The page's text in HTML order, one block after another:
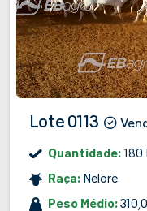
Lote 0113
Quantidade:180
Raça: Nelore
Peso Médio: